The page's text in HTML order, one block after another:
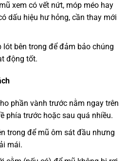
xem có vết nứt, móp méo hay
dấu hiệu hư hỏng, cần thay mới
lót bên trong để đảm bảo chúng
động tốt.
phần vành trước nằm ngay trên
phía trước hoặc sau quá nhiều.
trong để mũ ôm sát đầu nhưng
mái.